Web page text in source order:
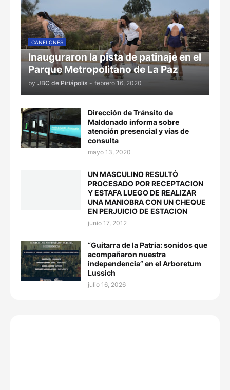
CANELONES
Inauguraron la pista de patinaje en el
Parque Metropolitano de La Paz
by JBC de Piriápolis - febrero 16, 2020
Dirección de Tránsito de
Maldonado informa sobre
atención presencial y vías de
consulta
mayo 13, 2020
UN MASCULINO RESULTÓ
PROCESADO POR RECEPTACION
Y ESTAFA LUEGO DE REALIZAR
UNA MANIOBRA CON UN CHEQUE
EN PERJUICIO DE ESTACION
junio 17, 2012
“Guitarra de la Patria: sonidos que
acompañaron nuestra
independencia” en el Arboretum
Lussich
julio 16, 2026